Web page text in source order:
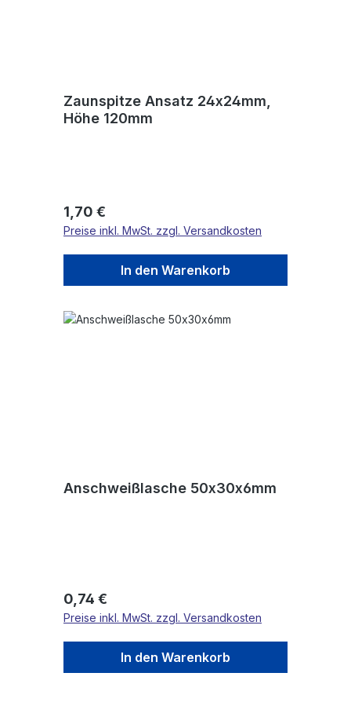
Zaunspitze Ansatz 24x24mm,
Höhe 120mm
Regulärer Preis:
1,70 €
Preise inkl. MwSt. zzgl. Versandkosten
In den Warenkorb
Anschweißlasche 50x30x6mm
Regulärer Preis:
0,74 €
Preise inkl. MwSt. zzgl. Versandkosten
In den Warenkorb